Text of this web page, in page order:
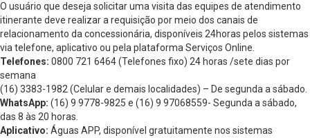
O usuário que deseja solicitar uma visita das equipes de atendimento
itinerante deve realizar a requisição por meio dos canais de
relacionamento da concessionária, disponíveis 24horas pelos sistemas
via telefone, aplicativo ou pela plataforma Serviços Online.
Telefones: 0800 721 6464 (Telefones fixo) 24 horas /sete dias por
semana
(16) 3383-1982 (Celular e demais localidades) – De segunda a sábado.
WhatsApp: (16) 9 9778-9825 e (16) 9 97068559- Segunda a sábado,
das 8 às 20 horas.
Aplicativo: Águas APP, disponível gratuitamente nos sistemas